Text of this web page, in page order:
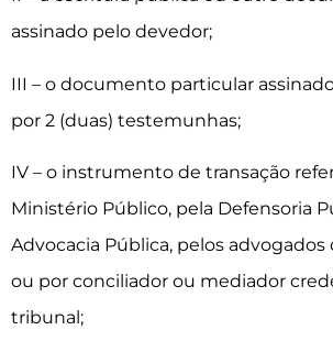
assinado pelo devedor;
III – o documento particular
por 2 (duas) testemunhas;
IV – o instrumento de transação
Ministério Público, pela Defensoria
Advocacia Pública, pelos advogados
ou por conciliador ou mediador
tribunal;